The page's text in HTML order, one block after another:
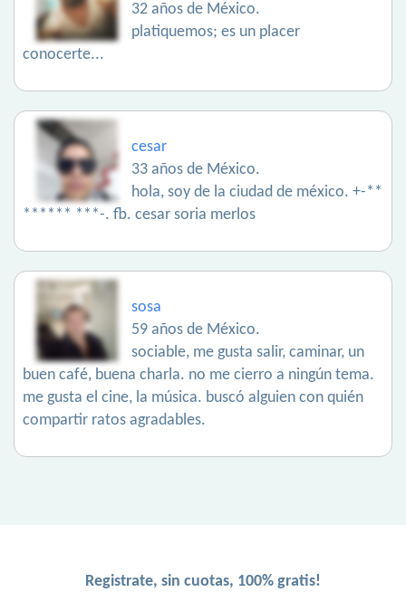
32 años de México.
platiquemos; es un placer
conocerte...
cesar
33 años de México.
hola, soy de la ciudad de méxico. +-**
****** ***-. fb. cesar soria merlos
sosa
59 años de México.
sociable, me gusta salir, caminar, un
buen café, buena charla. no me cierro a ningún tema.
me gusta el cine, la música. buscó alguien con quién
compartir ratos agradables.
Registrate, sin cuotas, 100% gratis!